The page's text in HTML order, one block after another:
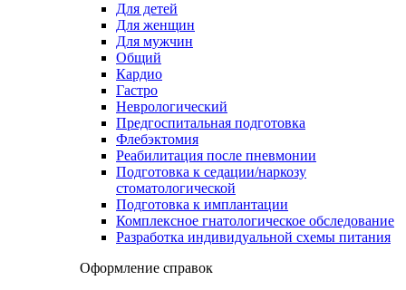
Для детей
Для женщин
Для мужчин
Общий
Кардио
Гастро
Неврологический
Предгоспитальная подготовка
Флебэктомия
Реабилитация после пневмонии
Подготовка к седации/наркозу
стоматологической
Подготовка к имплантации
Комплексное гнатологическое обследование
Разработка индивидуальной схемы питания
Оформление справок